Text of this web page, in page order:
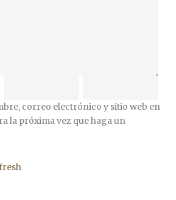
correo electrónico y sitio web en
la próxima vez que haga un